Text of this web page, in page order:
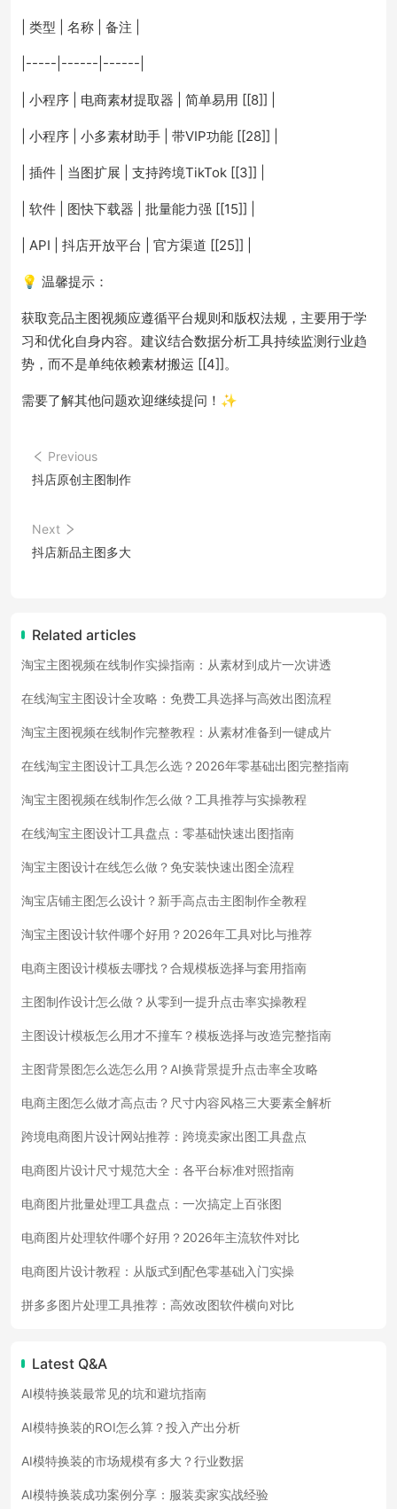
| 类型 | 名称 | 备注 |
|-----|------|------|
| 小程序 | 电商素材提取器 | 简单易用 [[8]] |
| 小程序 | 小多素材助手 | 带VIP功能 [[28]] |
| 插件 | 当图扩展 | 支持跨境TikTok [[3]] |
| 软件 | 图快下载器 | 批量能力强 [[15]] |
| API | 抖店开放平台 | 官方渠道 [[25]] |
💡 温馨提示：
获取竞品主图视频应遵循平台规则和版权法规，主要用于学
习和优化自身内容。建议结合数据分析工具持续监测行业趋
势，而不是单纯依赖素材搬运 [[4]]。
需要了解其他问题欢迎继续提问！✨
Previous
抖店原创主图制作
Next
抖店新品主图多大
Related articles
淘宝主图视频在线制作实操指南：从素材到成片一次讲透
在线淘宝主图设计全攻略：免费工具选择与高效出图流程
淘宝主图视频在线制作完整教程：从素材准备到一键成片
在线淘宝主图设计工具怎么选？2026年零基础出图完整指南
淘宝主图视频在线制作怎么做？工具推荐与实操教程
在线淘宝主图设计工具盘点：零基础快速出图指南
淘宝主图设计在线怎么做？免安装快速出图全流程
淘宝店铺主图怎么设计？新手高点击主图制作全教程
淘宝主图设计软件哪个好用？2026年工具对比与推荐
电商主图设计模板去哪找？合规模板选择与套用指南
主图制作设计怎么做？从零到一提升点击率实操教程
主图设计模板怎么用才不撞车？模板选择与改造完整指南
主图背景图怎么选怎么用？AI换背景提升点击率全攻略
电商主图怎么做才高点击？尺寸内容风格三大要素全解析
跨境电商图片设计网站推荐：跨境卖家出图工具盘点
电商图片设计尺寸规范大全：各平台标准对照指南
电商图片批量处理工具盘点：一次搞定上百张图
电商图片处理软件哪个好用？2026年主流软件对比
电商图片设计教程：从版式到配色零基础入门实操
拼多多图片处理工具推荐：高效改图软件横向对比
Latest Q&A
AI模特换装最常见的坑和避坑指南
AI模特换装的ROI怎么算？投入产出分析
AI模特换装的市场规模有多大？行业数据
AI模特换装成功案例分享：服装卖家实战经验